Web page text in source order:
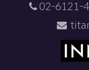
02-6121-